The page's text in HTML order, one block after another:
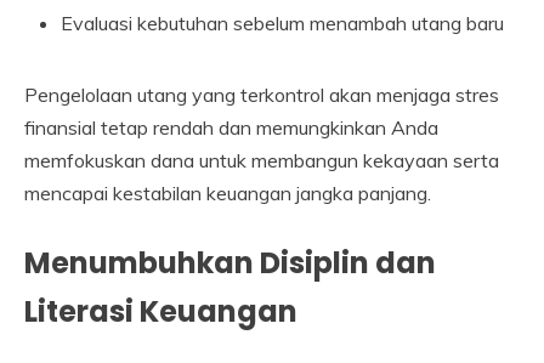
Evaluasi kebutuhan sebelum menambah utang baru
Pengelolaan utang yang terkontrol akan menjaga stres
finansial tetap rendah dan memungkinkan Anda
memfokuskan dana untuk membangun kekayaan serta
mencapai kestabilan keuangan jangka panjang.
Menumbuhkan Disiplin dan
Literasi Keuangan